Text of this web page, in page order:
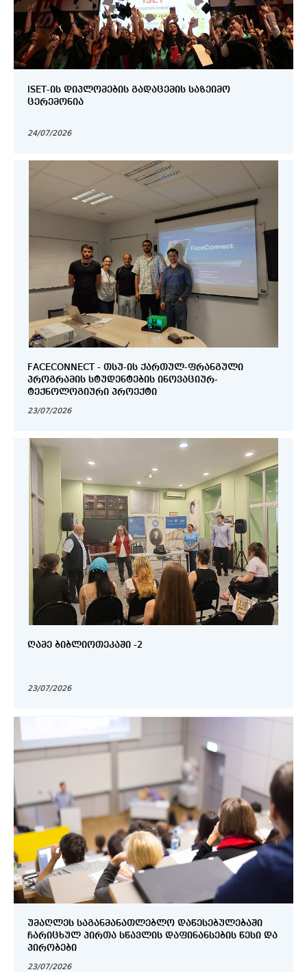
ISET-ᲘᲡ ᲓᲘᲞᲚᲝᲛᲔᲑᲘᲡ ᲒᲐᲓᲐᲪᲔᲛᲘᲡ ᲡᲐᲖᲔᲘᲛᲝ
ᲪᲔᲠᲔᲛᲝᲜᲘᲐ
24/07/2026
FACECONNECT - ᲗᲡᲣ-ᲘᲡ ᲥᲐᲠᲗᲣᲚ-ᲤᲠᲐᲜᲒᲣᲚᲘ
ᲞᲠᲝᲒᲠᲐᲛᲘᲡ ᲡᲢᲣᲓᲔᲜᲢᲔᲑᲘᲡ ᲘᲜᲝᲕᲐᲪᲘᲣᲠ-
ᲢᲔᲥᲜᲝᲚᲝᲒᲘᲣᲠᲘ ᲞᲠᲝᲔᲥᲢᲘ
23/07/2026
ᲦᲐᲛᲔ ᲑᲘᲑᲚᲘᲝᲗᲔᲙᲐᲨᲘ -2
23/07/2026
ᲣᲛᲐᲦᲚᲔᲡ ᲡᲐᲒᲐᲜᲛᲐᲜᲐᲗᲚᲔᲑᲚᲝ ᲓᲐᲬᲔᲡᲔᲑᲣᲚᲔᲑᲐᲨᲘ
ᲩᲐᲠᲘᲪᲮᲣᲚ ᲞᲘᲠᲗᲐ ᲡᲬᲐᲕᲚᲘᲡ ᲓᲐᲤᲘᲜᲐᲜᲡᲔᲑᲘᲡ ᲬᲔᲡᲘ ᲓᲐ
ᲞᲘᲠᲝᲑᲔᲑᲘ
23/07/2026